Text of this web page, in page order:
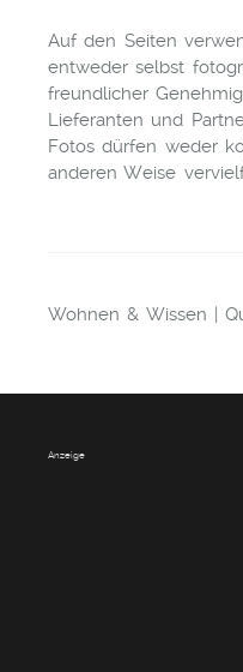
Auf den Seiten
entweder selbst
freundlicher
Lieferanten und
Fotos dürfen weder
anderen Weise
Wohnen & Wissen |
Anzeige